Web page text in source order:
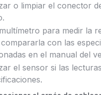
o limpiar el conector
para medir la
con las
en el manual del
el sensor si las